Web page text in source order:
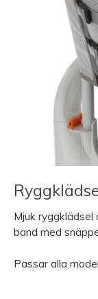
Mjuk ryggklädsel
band med
Passar alla